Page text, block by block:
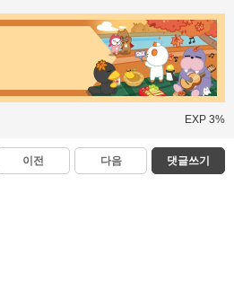
EXP 3%
이전 다음 댓글쓰기